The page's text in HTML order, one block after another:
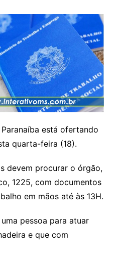
está ofertando
quarta-feira (18).
devem procurar o órgão,
1225, com documentos
em mãos até às 13H.
pessoa para atuar
e que com